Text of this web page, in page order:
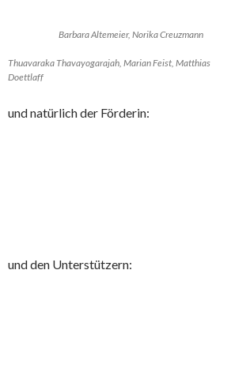
Barbara Altemeier, Norika Creuzmann
Thuavaraka Thavayogarajah, Marian Feist, Matthias
Doettlaff
und natürlich der Förderin:
und den Unterstützern: